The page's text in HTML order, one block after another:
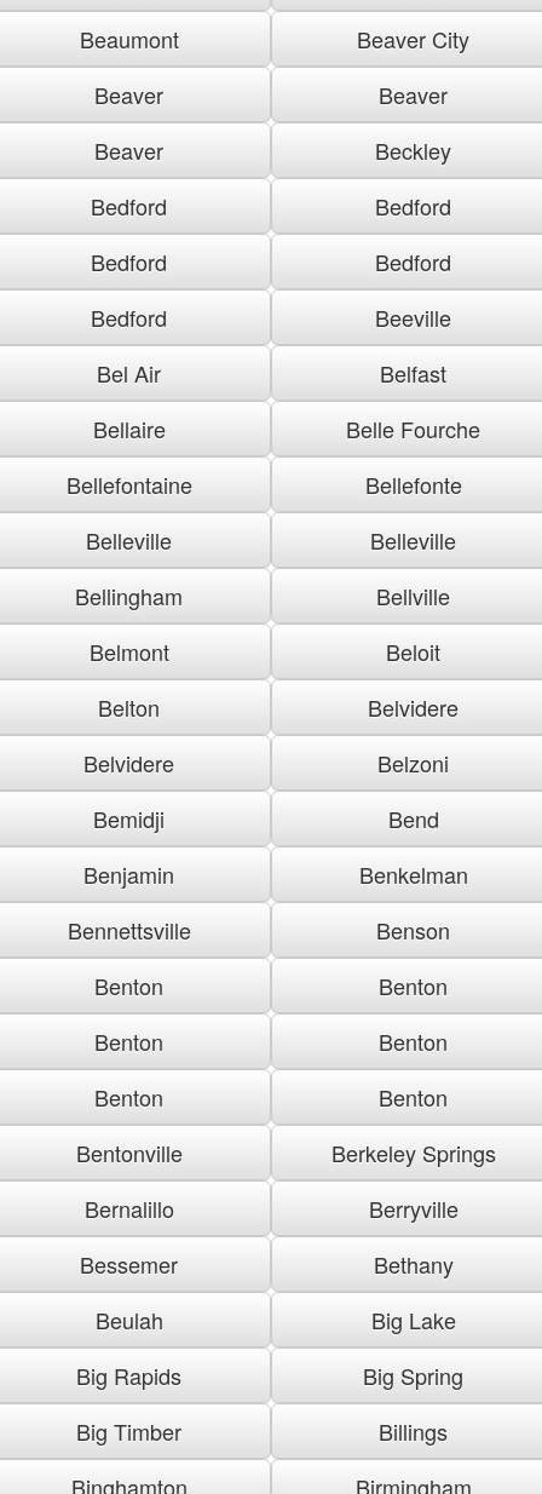
Beaumont
Beaver City
Beaver
Beaver
Beaver
Beckley
Bedford
Bedford
Bedford
Bedford
Bedford
Beeville
Bel Air
Belfast
Bellaire
Belle Fourche
Bellefontaine
Bellefonte
Belleville
Belleville
Bellingham
Bellville
Belmont
Beloit
Belton
Belvidere
Belvidere
Belzoni
Bemidji
Bend
Benjamin
Benkelman
Bennettsville
Benson
Benton
Benton
Benton
Benton
Benton
Benton
Bentonville
Berkeley Springs
Bernalillo
Berryville
Bessemer
Bethany
Beulah
Big Lake
Big Rapids
Big Spring
Big Timber
Billings
Binghamton
Birmingham